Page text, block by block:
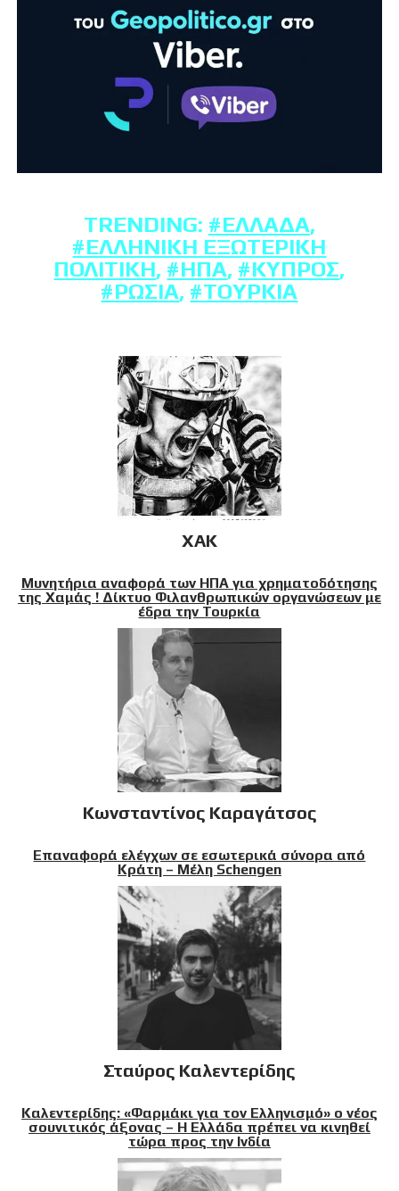
TRENDING: #ΕΛΛΆΔΑ,
#ΕΛΛΗΝΙΚΉ ΕΞΩΤΕΡΙΚΉ
ΠΟΛΙΤΙΚΉ, #ΗΠΑ, #ΚΎΠΡΟΣ,
#ΡΩΣΊΑ, #ΤΟΥΡΚΊΑ
XAK
Μυνητήρια αναφορά των ΗΠΑ για χρηματοδότησης
της Χαμάς ! Δίκτυο Φιλανθρωπικών οργανώσεων με
έδρα την Τουρκία
Κωνσταντίνος Καραγάτσος
Επαναφορά ελέγχων σε εσωτερικά σύνορα από
Κράτη – Μέλη Schengen
Σταύρος Καλεντερίδης
Καλεντερίδης: «Φαρμάκι για τον Ελληνισμό» ο νέος
σουνιτικός άξονας – Η Ελλάδα πρέπει να κινηθεί
τώρα προς την Ινδία